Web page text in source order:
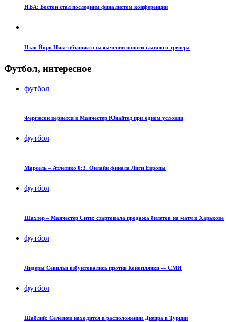
НБА: Бостон стал последним финалистом конференции
Нью-Йорк Никс объявил о назначении нового главного тренера
Футбол, интересное
футбол
Фергюсон вернется в Манчестер Юнайтед при одном условии
футбол
Марсель – Атлетико 0:3. Онлайн финала Лиги Европы
футбол
Шахтер – Манчестер Сити: стартовала продажа билетов на матч в Харькове
футбол
Лидеры Севильи взбунтовались против Коноплянки — СМИ
футбол
Шаблий: Селезнев находится в расположении Днепра в Турции